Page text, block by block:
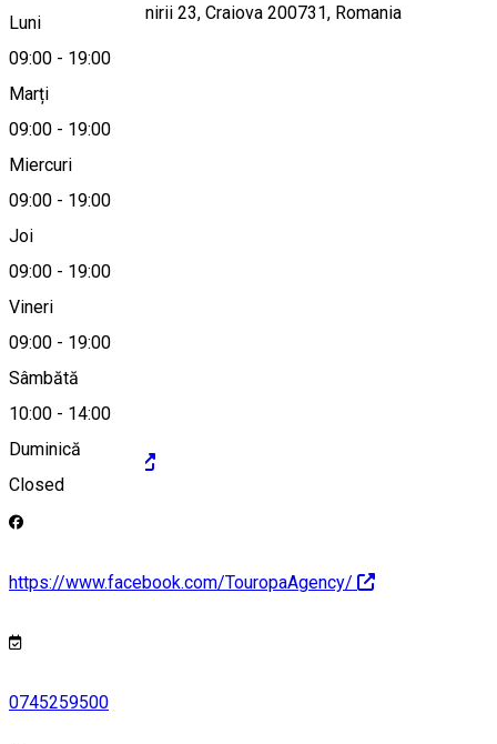
Luni
09:00 - 19:00
Marți
09:00 - 19:00
Miercuri
09:00 - 19:00
Joi
09:00 - 19:00
Vineri
09:00 - 19:00
Sâmbătă
10:00 - 14:00
Duminică
Closed
Bloc 23A, Calea Unirii 23, Craiova 200731, Romania
Hartă
office@touropa.ro
http://touropa.ro
https://www.facebook.com/TouropaAgency/
0745259500